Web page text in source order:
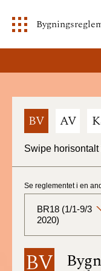
BV AV
Swipe
BV
Se reglementet i en
BR18 (1/1-9/3
2020)
BR18 (Aktuelt)